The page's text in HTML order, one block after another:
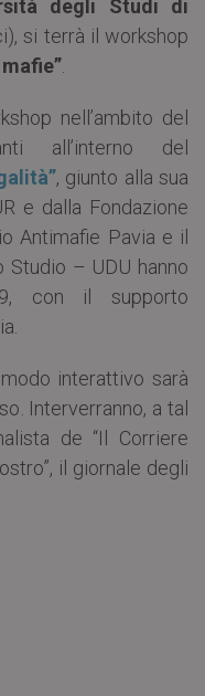
degli Studi di
si terrà il workshop
nell’ambito del
all’interno del
, giunto alla sua
e dalla Fondazione
Antimafie Pavia e il
Studio – UDU hanno
con il supporto
interattivo sarà
Interverranno, a tal
de “Il Corriere
il giornale degli